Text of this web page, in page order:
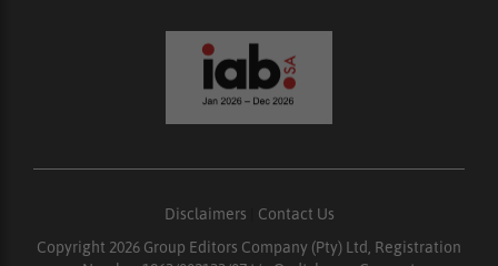
Disclaimers
Contact Us
Copyright 2026 Group Editors Company (Pty) Ltd, Registration